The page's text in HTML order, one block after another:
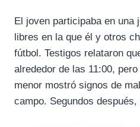
El joven participaba en una
libres en la que él y otros
fútbol. Testigos relataron
alrededor de las 11:00,
menor mostró signos de
campo. Segundos